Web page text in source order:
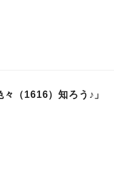
（1616）知ろう♪」